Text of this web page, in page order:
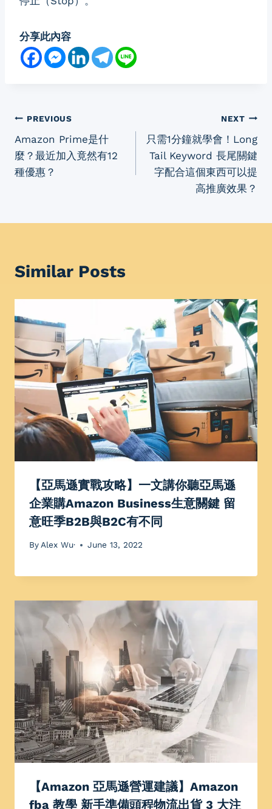
分享此內容
Post
navigation
PREVIOUS
Amazon Prime是什
麼？最近加入竟然有12
種優惠？
NEXT
只需1分鐘就學會！Long
Tail Keyword 長尾關鍵
字配合這個東西可以提
高推廣效果？
Similar Posts
【亞馬遜實戰攻略】一文講你聽亞馬遜
企業購Amazon Business生意關鍵 留
意旺季B2B與B2C有不同
ByAlex Wu· June 13, 2022
【Amazon 亞馬遜營運建議】Amazon
fba 教學 新手準備頭程物流出貨 3 大注